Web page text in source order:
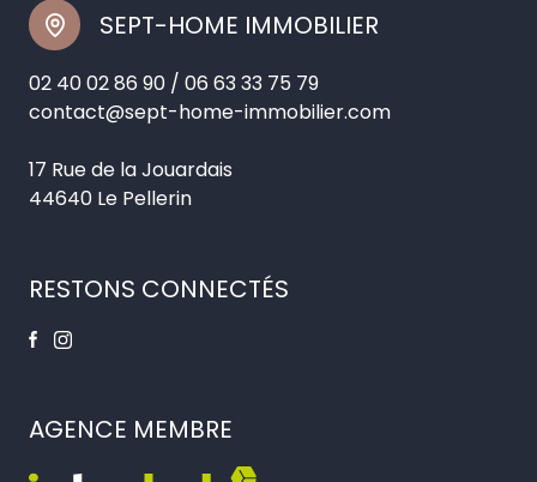
SEPT-HOME IMMOBILIER
02 40 02 86 90 / 06 63 33 75 79
contact@sept-home-immobilier.com
17 Rue de la Jouardais
44640 Le Pellerin
RESTONS CONNECTÉS
AGENCE MEMBRE